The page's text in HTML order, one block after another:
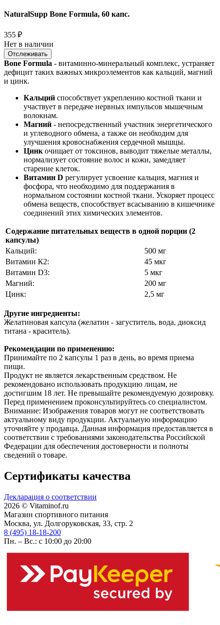
NaturalSupp Bone Formula, 60 капс.
355 ₽
Нет в наличии
Отслеживать
Bone Formula - витаминно-минеральный комплекс, устраняет
дефицит таких важных микроэлементов как кальций, магний
и цинк.
Кальций способствует укреплению костной ткани и
участвует в передаче нервных импульсов мышечным
волокнам.
Магний - непосредственный участник энергетического
и углеводного обмена, а также он необходим для
улучшения кровоснабжения сердечной мышцы.
Цинк очищает от токсинов, выводит тяжелые металлы,
нормализует состояние волос и кожи, замедляет
старение клеток.
Витамин D регулирует усвоение кальция, магния и
фосфора, что необходимо для поддержания в
нормальном состоянии костной ткани. Ускоряет процесс
обмена веществ, способствует всасыванию в кишечнике
соединений этих химических элементов.
Содержание питательных веществ в одной порции (2
капсулы)
Кальций:
500 мг
Витамин К2:
45 мкг
Витамин D3:
5 мкг
Магний:
200 мг
Цинк:
2,5 мг
Другие ингредиенты:
Желатиновая капсула (желатин - загуститель, вода, диоксид
титана - краситель).
Рекомендации по применению:
Принимайте по 2 капсулы 1 раз в день, во время приема
пищи.
Продукт не является лекарственным средством. Не
рекомендовано использовать продукцию лицам, не
достигшим 18 лет. Не превышайте рекомендуемую дозировку.
Перед применением проконсультируйтесь со специалистом.
Внимание: Изображения товаров могут не соответствовать
актуальному виду продукции. Актуальную информацию
уточняйте у продавца. Данная информация предоставляется в
соответствии с требованиями законодательства Российской
Федерации для обеспечения достоверности и полноты
сведений о товаре.
Сертификаты качества
Декларация о соответствии
2026 © Vitaminof.ru
Магазин спортивного питания
Москва, ул. Долгоруковская, 33, стр. 2
8 (495) 18-18-200
Пн. – Вс.: с 10:00 до 20:00